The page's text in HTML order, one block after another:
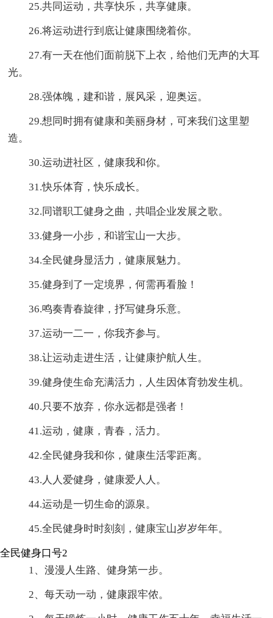
25.共同运动，共享快乐，共享健康。
26.将运动进行到底让健康围绕着你。
27.有一天在他们面前脱下上衣，给他们无声的大耳
光。
28.强体魄，建和谐，展风采，迎奥运。
29.想同时拥有健康和美丽身材，可来我们这里塑
造。
30.运动进社区，健康我和你。
31.快乐体育，快乐成长。
32.同谱职工健身之曲，共唱企业发展之歌。
33.健身一小步，和谐宝山一大步。
34.全民健身显活力，健康展魅力。
35.健身到了一定境界，何需再看脸！
36.鸣奏青春旋律，抒写健身乐意。
37.运动一二一，你我齐参与。
38.让运动走进生活，让健康护航人生。
39.健身使生命充满活力，人生因体育勃发生机。
40.只要不放弃，你永远都是强者！
41.运动，健康，青春，活力。
42.全民健身我和你，健康生活零距离。
43.人人爱健身，健康爱人人。
44.运动是一切生命的源泉。
45.全民健身时时刻刻，健康宝山岁岁年年。
全民健身口号2
1、漫漫人生路、健身第一步。
2、每天动一动，健康跟牢侬。